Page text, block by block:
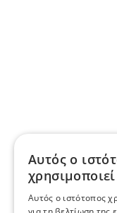
Αυτός ο
Αυτός ο ιστότοπος